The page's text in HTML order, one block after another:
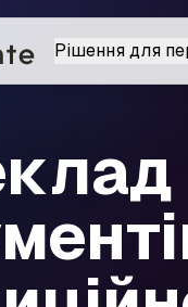
Рішення для